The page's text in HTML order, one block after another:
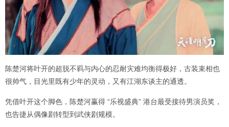
陈楚河将叶开的超脱不羁与内心的忍耐灾难均衡得极好，古装束相也
很帅气，目光里既有少年的灵动，又有江湖东谈主的通透。
凭借叶开这个脚色，陈楚河赢得 “乐视盛典” 港台最受接待男演员奖，
也告捷从偶像剧转型到武侠剧规模。